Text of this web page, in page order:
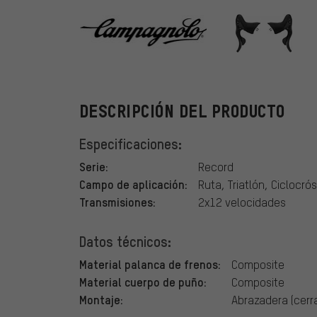
Campagnolo
DESCRIPCIÓN DEL PRODUCTO
Especificaciones:
Serie: Record
Campo de aplicación: Ruta, Triatlón, Ciclocrós
Transmisiones: 2x12 velocidades
Datos técnicos:
Material palanca de frenos: Composite
Material cuerpo de puño: Composite
Montaje: Abrazadera